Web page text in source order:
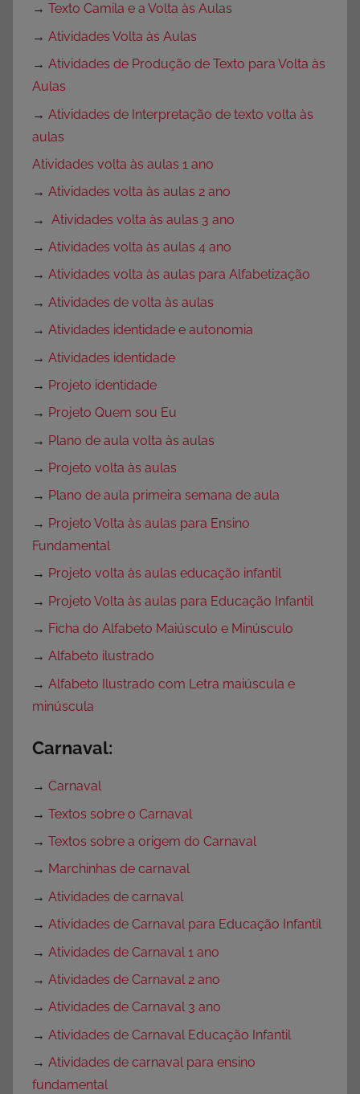
→ Texto Camila e a Volta às Aulas
→ Atividades Volta às Aulas
→ Atividades de Produção de Texto para Volta às
Aulas
→ Atividades de Interpretação de texto volta às
aulas
Atividades volta às aulas 1 ano
→ Atividades volta às aulas 2 ano
→ Atividades volta às aulas 3 ano
→ Atividades volta às aulas 4 ano
→ Atividades volta às aulas para Alfabetização
→ Atividades de volta às aulas
→ Atividades identidade e autonomia
→ Atividades identidade
→ Projeto identidade
→ Projeto Quem sou Eu
→ Plano de aula volta às aulas
→ Projeto volta às aulas
→ Plano de aula primeira semana de aula
→ Projeto Volta às aulas para Ensino
Fundamental
→ Projeto volta às aulas educação infantil
→ Projeto Volta às aulas para Educação Infantil
→ Ficha do Alfabeto Maiúsculo e Minúsculo
→ Alfabeto ilustrado
→ Alfabeto Ilustrado com Letra maiúscula e
minúscula
Carnaval:
→ Carnaval
→ Textos sobre o Carnaval
→ Textos sobre a origem do Carnaval
→ Marchinhas de carnaval
→ Atividades de carnaval
→ Atividades de Carnaval para Educação Infantil
→ Atividades de Carnaval 1 ano
→ Atividades de Carnaval 2 ano
→ Atividades de Carnaval 3 ano
→ Atividades de Carnaval Educação Infantil
→ Atividades de carnaval para ensino
fundamental